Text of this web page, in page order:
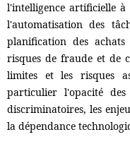
l'intelligence artificielle
l'automatisation des
planification des
risques de fraude et de
limites et les risques
particulier l'opacité des
discriminatoires, les
la dépendance